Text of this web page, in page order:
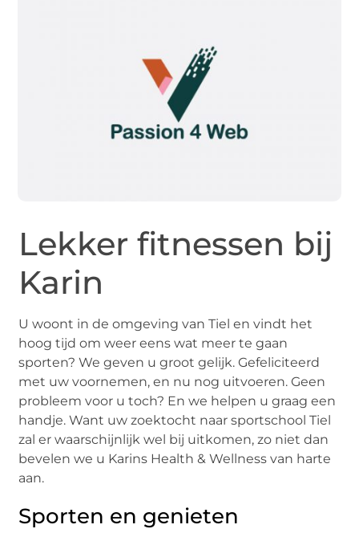
Lekker fitnessen bij
Karin
U woont in de omgeving van Tiel en vindt het
hoog tijd om weer eens wat meer te gaan
sporten? We geven u groot gelijk. Gefeliciteerd
met uw voornemen, en nu nog uitvoeren. Geen
probleem voor u toch? En we helpen u graag een
handje. Want uw zoektocht naar sportschool Tiel
zal er waarschijnlijk wel bij uitkomen, zo niet dan
bevelen we u Karins Health & Wellness van harte
aan.
Sporten en genieten